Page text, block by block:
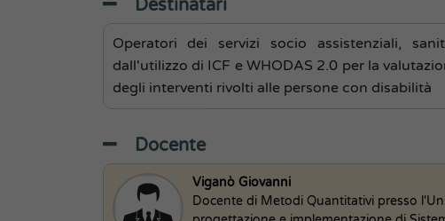
Destinatari
Operatori dei servizi socio assistenziali,
dall'utilizzo di ICF e WHODAS 2.0 per la
degli interventi rivolti alle persone con disabilità
Docente
Viganò Giovanni
Docente di Metodi Quantitativi presso